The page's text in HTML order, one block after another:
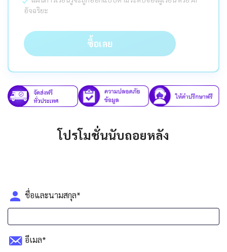
อัจฉริยะ
ซื้อเลย
โปรโมชั่นนับถอยหลัง
ชื่อและนามสกุล*
อีเมล*